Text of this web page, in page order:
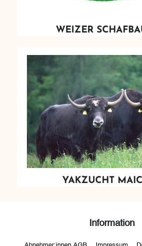
WEIZER
YAKZUCHT
Information
Abnehmer:innen AGB Impressum